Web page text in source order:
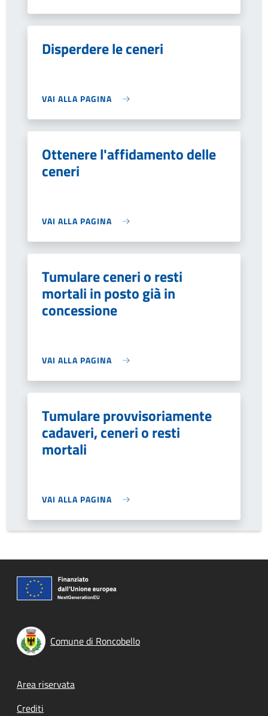
Disperdere le ceneri
VAI ALLA PAGINA
Ottenere l'affidamento delle
ceneri
VAI ALLA PAGINA
Tumulare ceneri o resti
mortali in posto già in
concessione
VAI ALLA PAGINA
Tumulare provvisoriamente
cadaveri, ceneri o resti
mortali
VAI ALLA PAGINA
Comune di Roncobello
Footer menu
Area riservata
Crediti